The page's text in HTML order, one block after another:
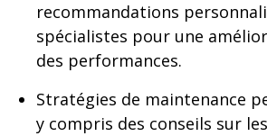
recommandations
spécialistes pour une
des performances.
Stratégies de maintenance
y compris des conseils sur